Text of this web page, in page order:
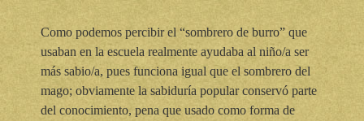
Como podemos percibir el “sombrero de burro” que
usaban en la escuela realmente ayudaba al niño/a ser
más sabio/a, pues funciona igual que el sombrero del
mago; obviamente la sabiduría popular conservó parte
del conocimiento, pena que usado como forma de